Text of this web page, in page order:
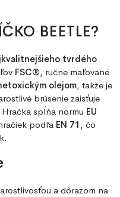
BEETLE?
tvrdého
FSC®, ručne maľované
olejom, takže je
brúsenie zaisťuje
spĺňa normu EU
podľa EN 71 , čo
a dôrazom na